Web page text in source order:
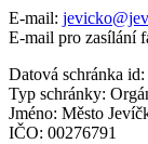
E-mail:
E-mail pro zasílání
Datová schránka
Typ schránky:
Jméno: Město
IČO: 00276791